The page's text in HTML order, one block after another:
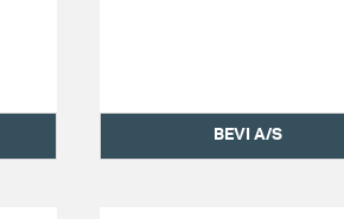
BEVI A/S